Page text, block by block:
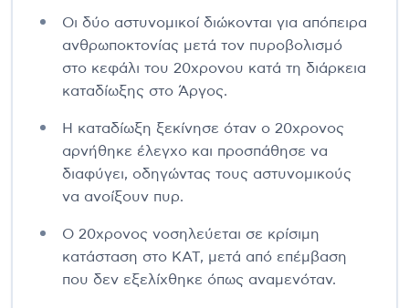
Οι δύο αστυνομικοί διώκονται για απόπειρα
ανθρωποκτονίας μετά τον πυροβολισμό
στο κεφάλι του 20χρονου κατά τη διάρκεια
καταδίωξης στο Άργος.
Η καταδίωξη ξεκίνησε όταν ο 20χρονος
αρνήθηκε έλεγχο και προσπάθησε να
διαφύγει, οδηγώντας τους αστυνομικούς
να ανοίξουν πυρ.
Ο 20χρονος νοσηλεύεται σε κρίσιμη
κατάσταση στο ΚΑΤ, μετά από επέμβαση
που δεν εξελίχθηκε όπως αναμενόταν.